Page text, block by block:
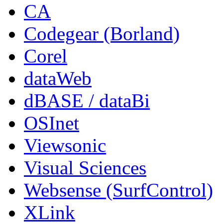
CA
Codegear (Borland)
Corel
dataWeb
dBASE / dataBi
OSInet
Viewsonic
Visual Sciences
Websense (SurfControl)
XLink